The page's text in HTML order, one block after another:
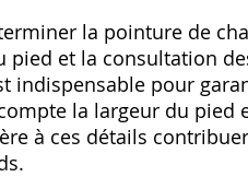
la pointure de
pied et la consultation
indispensable pour
la largeur du pied
à ces détails